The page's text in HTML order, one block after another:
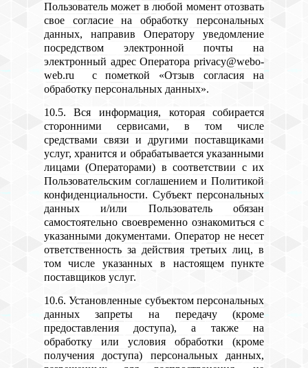
Пользователь может в любой момент отозвать
свое согласие на обработку персональных
данных, направив Оператору уведомление
посредством электронной почты на
электронный адрес Оператора privacy@webo-
web.ru с пометкой «Отзыв согласия на
обработку персональных данных».
10.5. Вся информация, которая собирается
сторонними сервисами, в том числе
средствами связи и другими поставщиками
услуг, хранится и обрабатывается указанными
лицами (Операторами) в соответствии с их
Пользовательским соглашением и Политикой
конфиденциальности. Субъект персональных
данных и/или Пользователь обязан
самостоятельно своевременно ознакомиться с
указанными документами. Оператор не несет
ответственность за действия третьих лиц, в
том числе указанных в настоящем пункте
поставщиков услуг.
10.6. Установленные субъектом персональных
данных запреты на передачу (кроме
предоставления доступа), а также на
обработку или условия обработки (кроме
получения доступа) персональных данных,